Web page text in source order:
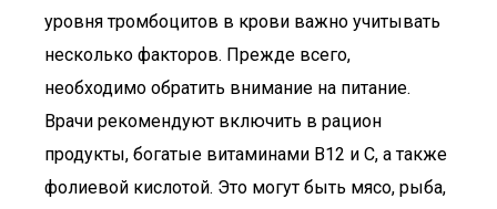
уровня тромбоцитов в крови важно учитывать
несколько факторов. Прежде всего,
необходимо обратить внимание на питание.
Врачи рекомендуют включить в рацион
продукты, богатые витаминами B12 и C, а также
фолиевой кислотой. Это могут быть мясо, рыба,